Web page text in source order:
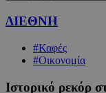
ΔΙΕΘΝΗ
#Καφές
#Οικονομία
Ιστορικό ρεκόρ